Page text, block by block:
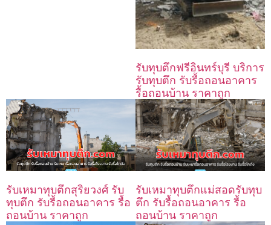
รับทุบตึกฟรีอินทร์บุรี บริการ
รับทุบตึก รับรื้อถอนอาคาร
รื้อถอนบ้าน ราคาถูก
รับเหมาทุบตึกสุริยวงศ์ รับ
ทุบตึก รับรื้อถอนอาคาร รื้อ
ถอนบ้าน ราคาถูก
รับเหมาทุบตึกแม่สอดรับทุบ
ตึก รับรื้อถอนอาคาร รื้อ
ถอนบ้าน ราคาถูก